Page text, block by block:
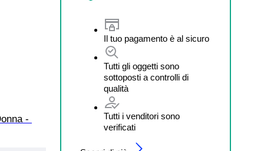
Il tuo pagamento è al sicuro
Tutti gli oggetti sono
sottoposti a controlli di
qualità
Tutti i venditori sono
verificati
-